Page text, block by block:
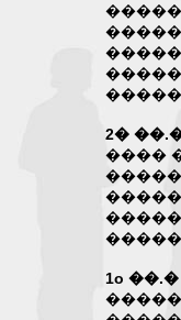
2�
����
1o